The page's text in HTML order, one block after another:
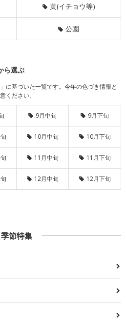
黄(イチョウ等)
公園
ら選ぶ
に基づいた一覧です。今年の色づき情報と
ください。
9月中旬 9月下旬
10月中旬 10月下旬
11月中旬 11月下旬
12月中旬 12月下旬
季節特集